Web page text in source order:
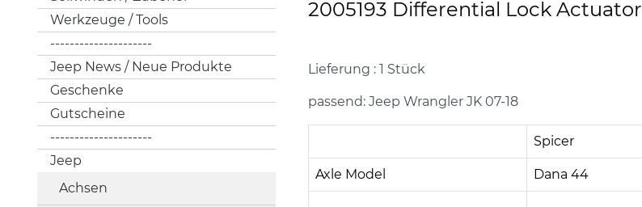
Werkzeuge / Tools
---------------------
Jeep News / Neue Produkte
Geschenke
Gutscheine
---------------------
Jeep
Achsen
2005193 Differential Lock Actuator
Lieferung : 1 Stück
passend: Jeep Wrangler JK 07-18
Spicer
Axle Model Dana 44